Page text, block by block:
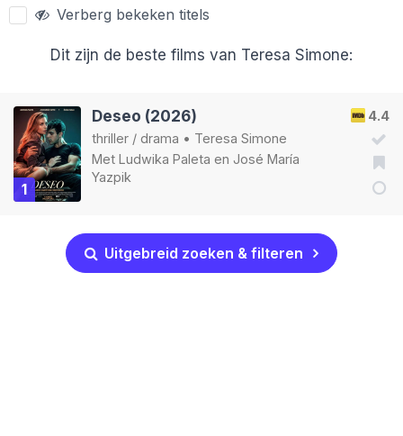
Verberg bekeken titels
Dit zijn de beste films van Teresa Simone:
1
4.4
Deseo (2026)
thriller / drama • Teresa Simone
Met Ludwika Paleta en José María
Yazpik
Uitgebreid zoeken & filteren